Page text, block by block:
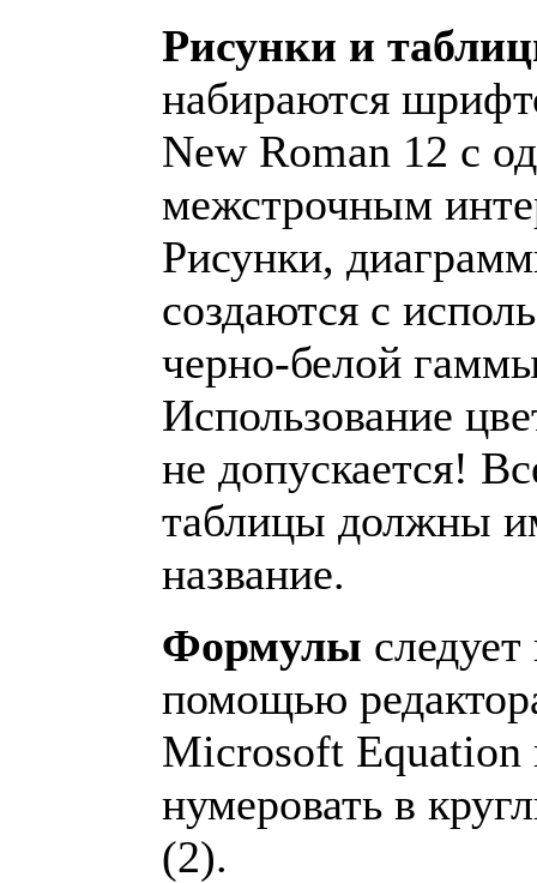
Рисунки и
набираются
New Roman 12 с
межстрочным
Рисунки,
создаются с
черно-белой
Использование
не допускается!
таблицы должны
название.
Формулы
помощью
Microsoft Equation
нумеровать в
(2).